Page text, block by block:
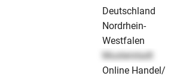
Deutschland
Nordrhein-
Westfalen
Musterstadt
Online Handel/